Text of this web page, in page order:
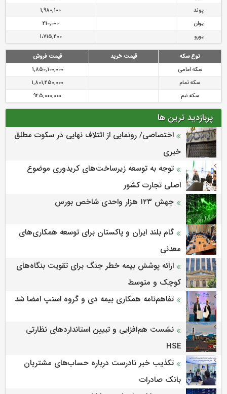
پوند
1,980,100
یوان
210,000
یورو
1،715,400
نوع سکه قیمت خرید
قیمت فروش
سکه امامی
1,850,100,000
سکه تمام
1,801,450,000
سکه نیم
945,000,000
پربازدید ترین ها
اختصاصی/ رونمایی از ائتلاف‌ نهایی در سکوت مطلق
خبری
توجه به توسعه زیرساخت‌های کریدوری موضوع
اصلی تجارت کشور
جهش ۱۲۳ هزار واحدی شاخص بورس
گام بلند ایران و پاکستان برای توسعه همکاری‌های
معدنی
ارائه پوشش بیمه خطر جنگ برای تقویت بنگاه‌های
کوچک و متوسط
تفاهم‌نامه همکاری بیمه دی و گروه اسنپ امضا شد
نشست هم‌افزایی و تبیین استانداردهای نظارتی
HSE
تکذیب خبر نادرست درباره حساب‌های مشتریان
بانک صادرات